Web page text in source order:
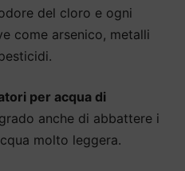
del cloro e ogni
come arsenico, metalli
per acqua di
anche di abbattere i
molto leggera.